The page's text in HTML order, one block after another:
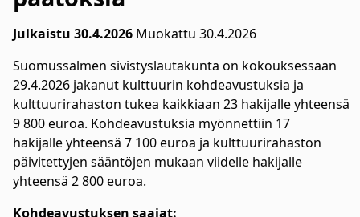
Julkaistu 30.4.2026 Muokattu 30.4.2026
Suomussalmen sivistyslautakunta on kokouksessaan
29.4.2026 jakanut kulttuurin kohdeavustuksia ja
kulttuurirahaston tukea kaikkiaan 23 hakijalle yhteensä
9 800 euroa. Kohdeavustuksia myönnettiin 17
hakijalle yhteensä 7 100 euroa ja kulttuurirahaston
päivitettyjen sääntöjen mukaan viidelle hakijalle
yhteensä 2 800 euroa.
Kohdeavustuksen saajat: